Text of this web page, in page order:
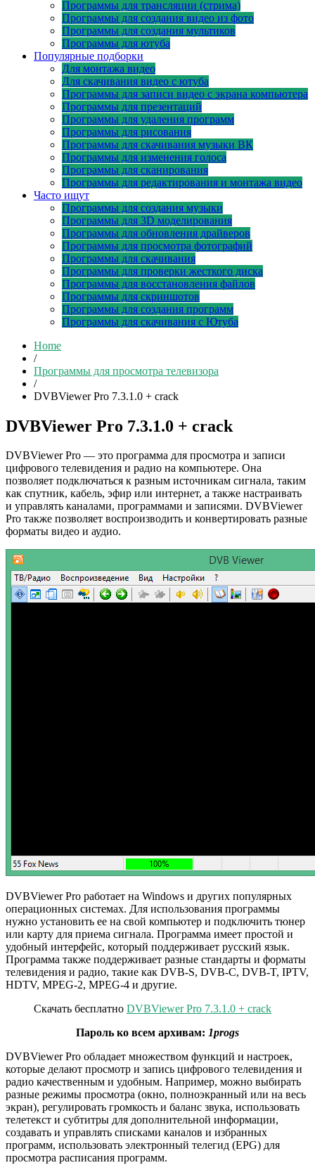
Программы для трансляции (стрима)
Программы для создания видео из фото
Программы для создания мультиков
Программы для ютуба
Популярные подборки
Для монтажа видео
Для скачивания видео с ютуба
Программы для записи видео с экрана компьютера
Программы для презентаций
Программы для удаления программ
Программы для рисования
Программы для скачивания музыки ВК
Программы для изменения голоса
Программы для сканирования
Программы для редактирования и монтажа видео
Часто ищут
Программы для создания музыки
Программы для 3D моделирования
Программы для обновления драйверов
Программы для просмотра фотографий
Программы для скачивания
Программы для проверки жесткого диска
Программы для восстановления файлов
Программы для скриншотов
Программы для создания программ
Программы для скачивания с Ютуба
Home
/
Программы для просмотра телевизора
/
DVBViewer Pro 7.3.1.0 + crack
DVBViewer Pro 7.3.1.0 + crack
DVBViewer Pro — это программа для просмотра и записи
цифрового телевидения и радио на компьютере. Она
позволяет подключаться к разным источникам сигнала, таким
как спутник, кабель, эфир или интернет, а также настраивать
и управлять каналами, программами и записями. DVBViewer
Pro также позволяет воспроизводить и конвертировать разные
форматы видео и аудио.
DVBViewer Pro работает на Windows и других популярных
операционных системах. Для использования программы
нужно установить ее на свой компьютер и подключить тюнер
или карту для приема сигнала. Программа имеет простой и
удобный интерфейс, который поддерживает русский язык.
Программа также поддерживает разные стандарты и форматы
телевидения и радио, такие как DVB-S, DVB-C, DVB-T, IPTV,
HDTV, MPEG-2, MPEG-4 и другие.
Скачать бесплатно DVBViewer Pro 7.3.1.0 + crack
Пароль ко всем архивам: 1progs
DVBViewer Pro обладает множеством функций и настроек,
которые делают просмотр и запись цифрового телевидения и
радио качественным и удобным. Например, можно выбирать
разные режимы просмотра (окно, полноэкранный или на весь
экран), регулировать громкость и баланс звука, использовать
телетекст и субтитры для дополнительной информации,
создавать и управлять списками каналов и избранных
программ, использовать электронный телегид (EPG) для
просмотра расписания программ.